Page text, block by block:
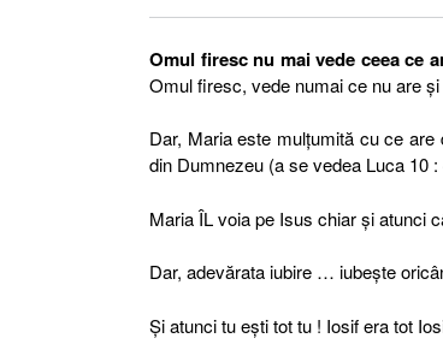
Omul firesc nu mai vede ceea ce
Omul firesc, vede numai ce nu are
Dar, Maria este mulțumită cu ce
din Dumnezeu (a se vedea Luca 10 :
Maria ÎL voia pe Isus chiar și atunci
Dar, adevărata iubire … iubește
Și atunci tu ești tot tu ! Iosif era tot